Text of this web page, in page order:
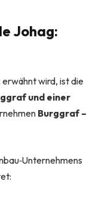
Johag:
wird, ist die
und einer
Burggraf –